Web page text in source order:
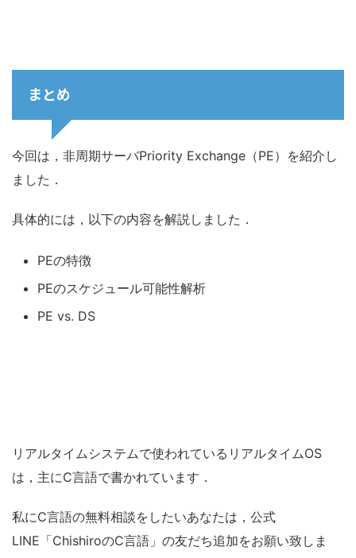
まとめ
今回は，非周期サーバPriority Exchange（PE）を紹介し
ました．
具体的には，以下の内容を解説しました．
PEの特徴
PEのスケジュール可能性解析
PE vs. DS
リアルタイムシステムで使われているリアルタイムOS
は，主にC言語で書かれています．
私にC言語の無料相談をしたいあなたは，公式
LINE「ChishiroのC言語」の友だち追加をお願い致しま